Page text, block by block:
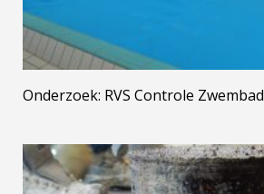
Onderzoek: RVS Controle Zwembad